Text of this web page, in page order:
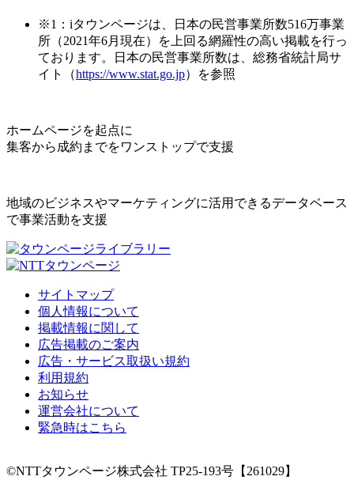
※1：iタウンページは、日本の民営事業所数516万事業
所（2021年6月現在）を上回る網羅性の高い掲載を行っ
ております。日本の民営事業所数は、総務省統計局サ
イト（https://www.stat.go.jp）を参照
ホームページを起点に
集客から成約までをワンストップで支援
地域のビジネスやマーケティングに活用できるデータベース
で事業活動を支援
サイトマップ
個人情報について
掲載情報に関して
広告掲載のご案内
広告・サービス取扱い規約
利用規約
お知らせ
運営会社について
緊急時はこちら
©NTTタウンページ株式会社 TP25-193号【261029】